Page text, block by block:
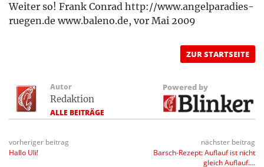
Weiter so! Frank Conrad http://www.angelparadies-
ruegen.de www.baleno.de, vor Mai 2009
ZUR STARTSEITE
Autor
Redaktion
ALLE BEITRÄGE
Powered by
vorheriger beitrag
Hallo Uli!
nächster beitrag
Barsch-Rezept: Auflauf ist nicht
gleich Auflauf….